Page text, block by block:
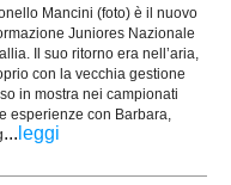
Mancini (foto) è il nuovo
Juniores Nazionale
Il suo ritorno era nell’aria,
con la vecchia gestione
in mostra nei campionati
esperienze con Barbara,
... leggi